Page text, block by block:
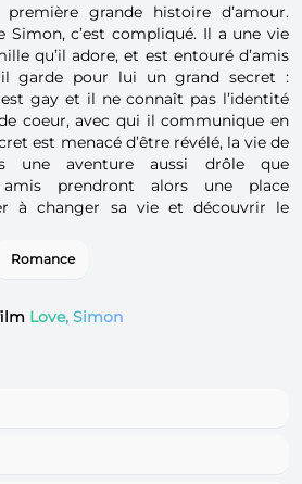
grande histoire d’amour.
Simon, c’est compliqué. Il a une vie
qu’il adore, et est entouré d’amis
il garde pour lui un grand secret :
gay et il ne connaît pas l’identité
coeur, avec qui il communique en
est menacé d’être révélé, la vie de
une aventure aussi drôle que
amis prendront alors une place
à changer sa vie et découvrir le
Romance
Love, Simon